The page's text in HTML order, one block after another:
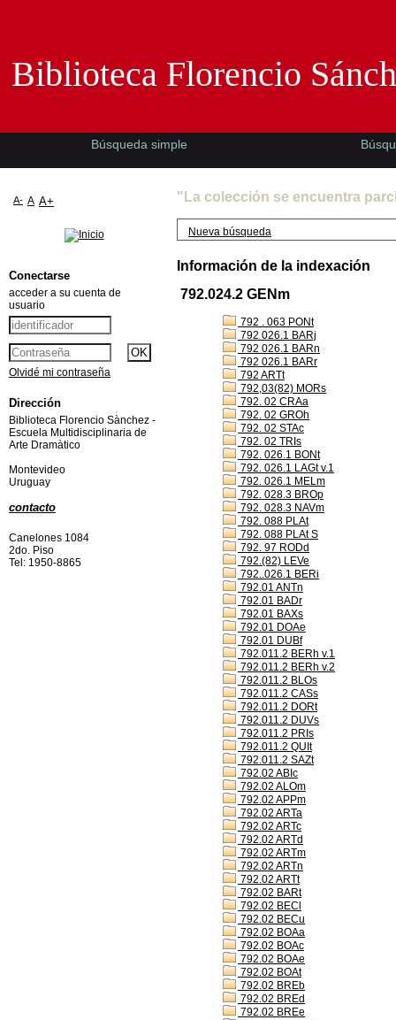
"La colección se encuentra
Nueva búsqueda
Información de la indexación
792.024.2 GENm
792 . 063 PONt
792 026.1 BARj
792 026.1 BARn
792 026.1 BARr
792 ARTt
792,03(82) MORs
792. 02 CRAa
792. 02 GROh
792. 02 STAc
792. 02 TRIs
792. 026.1 BONt
792. 026.1 LAGt v.1
792. 026.1 MELm
792. 028.3 BROp
792. 028.3 NAVm
792. 088 PLAt
792. 088 PLAt S
792. 97 RODd
792.(82) LEVe
792..026.1 BERi
792.01 ANTn
792.01 BADr
792.01 BAXs
792.01 DOAe
792.01 DUBf
792.011.2 BERh v.1
792.011.2 BERh v.2
792.011.2 BLOs
792.011.2 CASs
792.011.2 DORt
792.011.2 DUVs
792.011.2 PRIs
792.011.2 QUIt
792.011.2 SAZt
792.02 ABIc
792.02 ALOm
792.02 APPm
792.02 ARTa
792.02 ARTc
792.02 ARTd
792.02 ARTm
792.02 ARTn
792.02 ARTt
792.02 BARt
792.02 BECl
792.02 BECu
792.02 BOAa
792.02 BOAc
792.02 BOAe
792.02 BOAt
792.02 BREb
792.02 BREd
792.02 BREe
Biblioteca Florencio
Búsqueda simple
A- A A+
Conectarse
acceder a su cuenta de
usuario
Olvidé mi contraseña
Dirección
Biblioteca Florencio Sànchez -
Escuela Multidisciplinaria de
Arte Dramàtico
Montevideo
Uruguay
contacto
Canelones 1084
2do. Piso
Tel: 1950-8865